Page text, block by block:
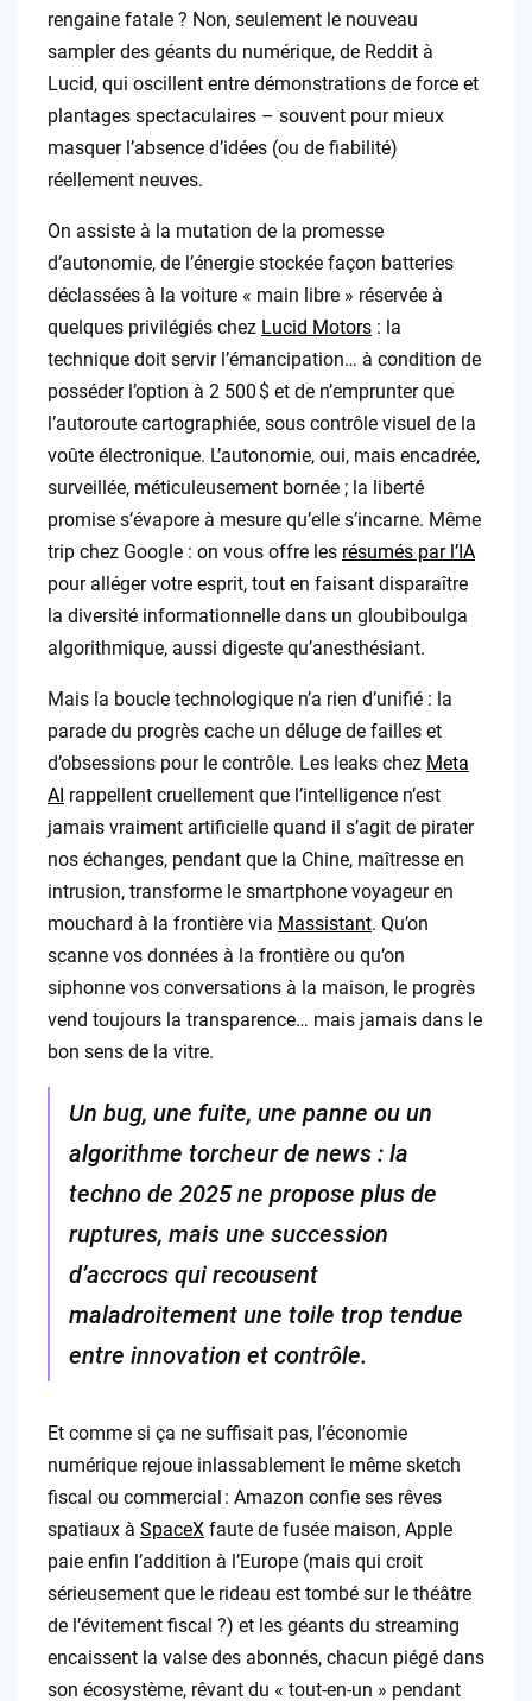
rengaine fatale ? Non, seulement le nouveau
sampler des géants du numérique, de Reddit à
Lucid, qui oscillent entre démonstrations de force et
plantages spectaculaires – souvent pour mieux
masquer l’absence d’idées (ou de fiabilité)
réellement neuves.
On assiste à la mutation de la promesse
d’autonomie, de l’énergie stockée façon batteries
déclassées à la voiture « main libre » réservée à
quelques privilégiés chez Lucid Motors: la
technique doit servir l’émancipation… à condition de
posséder l’option à 2 500 $ et de n’emprunter que
l’autoroute cartographiée, sous contrôle visuel de la
voûte électronique. L’autonomie, oui, mais encadrée,
surveillée, méticuleusement bornée ; la liberté
promise s’évapore à mesure qu’elle s’incarne. Même
trip chez Google : on vous offre les résumés par l’IA
pour alléger votre esprit, tout en faisant disparaître
la diversité informationnelle dans un gloubiboulga
algorithmique, aussi digeste qu’anesthésiant.
Mais la boucle technologique n’a rien d’unifié : la
parade du progrès cache un déluge de failles et
d’obsessions pour le contrôle. Les leaks chez Meta
AI rappellent cruellement que l’intelligence n’est
jamais vraiment artificielle quand il s’agit de pirater
nos échanges, pendant que la Chine, maîtresse en
intrusion, transforme le smartphone voyageur en
mouchard à la frontière via Massistant. Qu’on
scanne vos données à la frontière ou qu’on
siphonne vos conversations à la maison, le progrès
vend toujours la transparence… mais jamais dans le
bon sens de la vitre.
Un bug, une fuite, une panne ou un
algorithme torcheur de news : la
techno de 2025 ne propose plus de
ruptures, mais une succession
d’accrocs qui recousent
maladroitement une toile trop tendue
entre innovation et contrôle.
Et comme si ça ne suffisait pas, l’économie
numérique rejoue inlassablement le même sketch
fiscal ou commercial : Amazon confie ses rêves
spatiaux à SpaceXfaute de fusée maison, Apple
paie enfin l’addition à l’Europe (mais qui croit
sérieusement que le rideau est tombé sur le théâtre
de l’évitement fiscal ?) et les géants du streaming
encaissent la valse des abonnés, chacun piégé dans
son écosystème, rêvant du « tout-en-un » pendant